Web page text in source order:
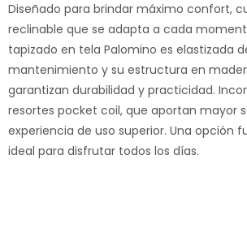
Diseñado para brindar máximo confort,
reclinable que se adapta a cada
tapizado en tela Palomino es elastizada
mantenimiento y su estructura en
garantizan durabilidad y practicidad.
resortes pocket coil, que aportan mayor
experiencia de uso superior. Una opción
ideal para disfrutar todos los días.